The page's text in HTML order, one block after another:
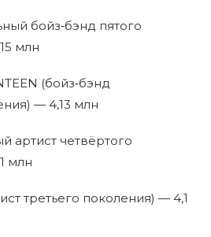
бойз‑бэнд пятого
млн
(бойз‑бэнд
— 4,13 млн
артист четвёртого
млн
третьего поколения) — 4,1